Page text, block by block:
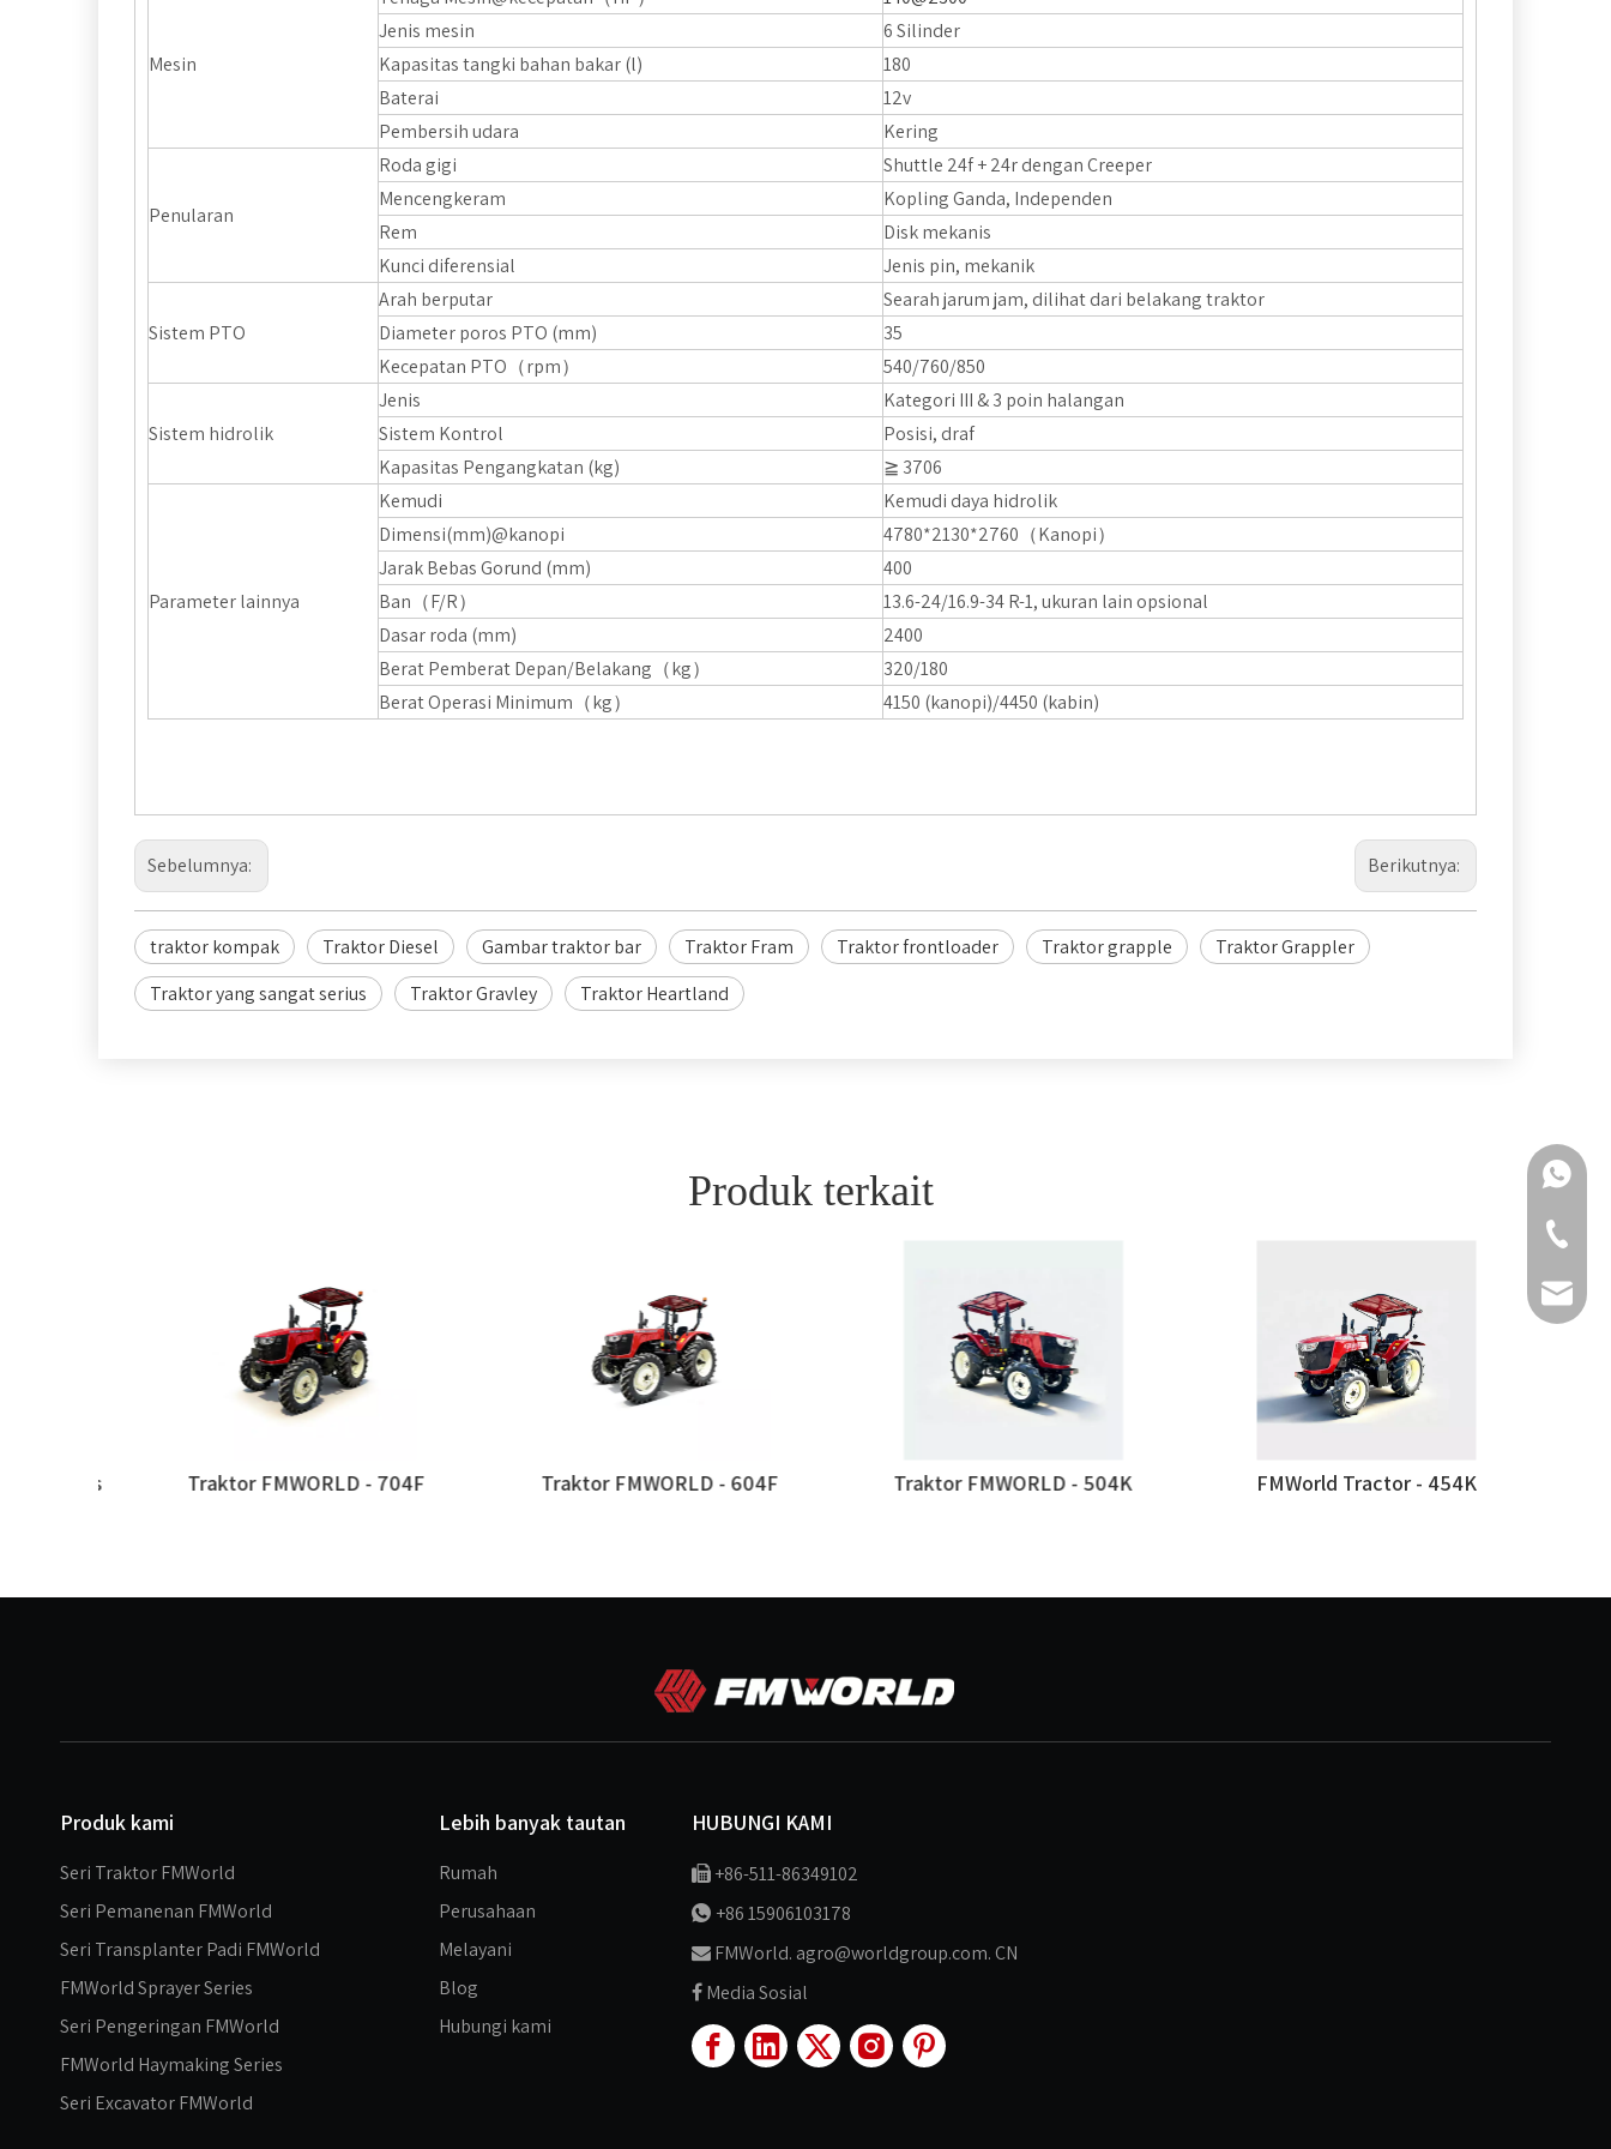
Mesin
Jenis mesin
6 Silinder
Kapasitas tangki bahan bakar (l)
180
Baterai
12v
Pembersih udara
Kering
Penularan
Roda gigi
Shuttle 24f + 24r dengan Creeper
Mencengkeram
Kopling Ganda, Independen
Rem
Disk mekanis
Kunci diferensial
Jenis pin, mekanik
Sistem PTO
Arah berputar
Searah jarum jam, dilihat dari belakang traktor
Diameter poros PTO (mm)
35
Kecepatan PTO（rpm）
540/760/850
Sistem hidrolik
Jenis
Kategori III & 3 poin halangan
Sistem Kontrol
Posisi, draf
Kapasitas Pengangkatan (kg)
≧ 3706
Parameter lainnya
Kemudi
Kemudi daya hidrolik
Dimensi(mm)@kanopi
4780*2130*2760（Kanopi）
Jarak Bebas Gorund (mm)
400
Ban（F/R）
13.6-24/16.9-34 R-1, ukuran lain opsional
Dasar roda (mm)
2400
Berat Pemberat Depan/Belakang（kg）
320/180
Berat Operasi Minimum（kg）
4150 (kanopi)/4450 (kabin)
Sebelumnya: Berikutnya:
traktor kompak Traktor Diesel Gambar traktor bar Traktor Fram Traktor frontloader Traktor grapple
Traktor Grappler
Traktor yang sangat serius
Traktor Gravley Traktor Heartland
Produk terkait
Traktor FMWORLD - 704F Traktor FMWORLD - 604F Traktor FMWORLD - 504K FMWorld Tractor - 454K
Produk kami
Seri Traktor FMWorld
Seri Pemanenan FMWorld
Seri Transplanter Padi FMWorld
FMWorld Sprayer Series
Seri Pengeringan FMWorld
FMWorld Haymaking Series
Seri Excavator FMWorld
Lebih banyak tautan
Rumah
Perusahaan
Melayani
Blog
Hubungi kami
HUBUNGI KAMI
+86-511-86349102
 +86 15906103178
 FMWorld. agro@worldgroup.com. CN
 Media Sosial
+86
+86-